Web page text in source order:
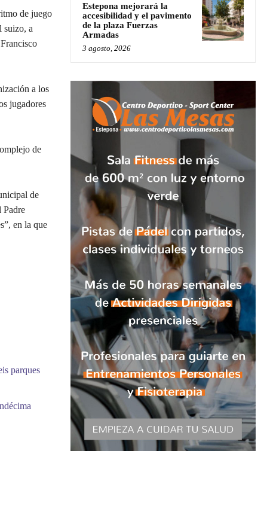
de juego
suizo, a
a los
jugadores
de
de
Padre
en la que
parques
Estepona mejorará la
accesibilidad y el pavimento
de la plaza Fuerzas
Armadas
3 agosto, 2026